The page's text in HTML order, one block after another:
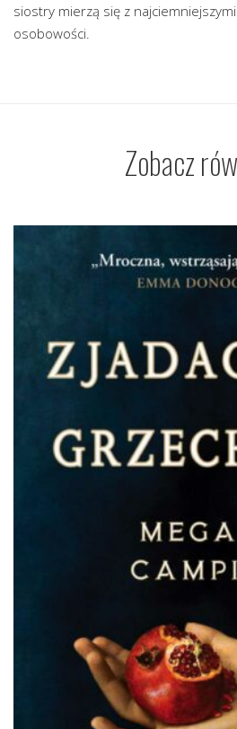
siostry mierzą się z
osobowości.
Zobacz